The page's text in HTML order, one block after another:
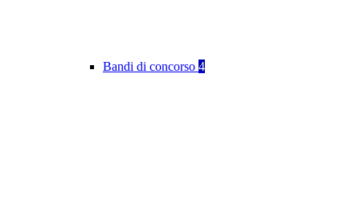
Bandi di concorso 4